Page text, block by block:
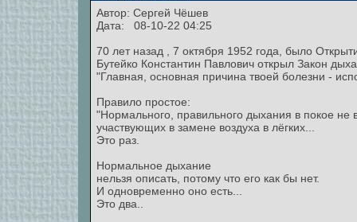
Автор: Сергей Чёшев
Дата: 08-10-22 04:25
70 лет назад , 7 октября 1952 года, было
Бутейко Константин Павлович открыл Закон
"Главная, основная причина твоей болезни -
Правило простое:
"Нормального, правильного дыхания в покое
участвующих в замене воздуха в лёгких...
Это раз.
Нормальное дыхание
нельзя описать, потому что его как бы нет.
И одновременно оно есть...
Это два..